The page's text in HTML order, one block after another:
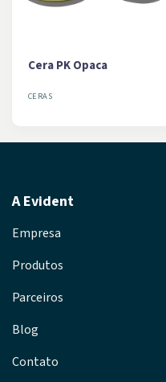
CERAS
Cera PK Opaca
A Evident
Empresa
Produtos
Parceiros
Blog
Contato